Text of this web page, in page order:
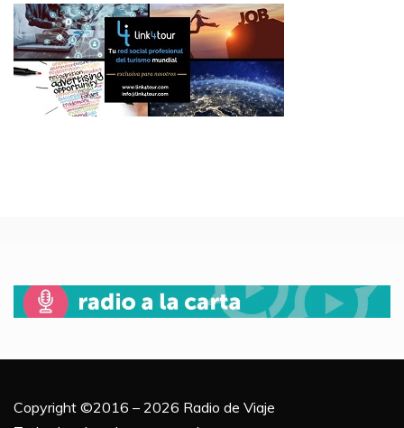
Copyright ©2016 – 2026 Radio de Viaje